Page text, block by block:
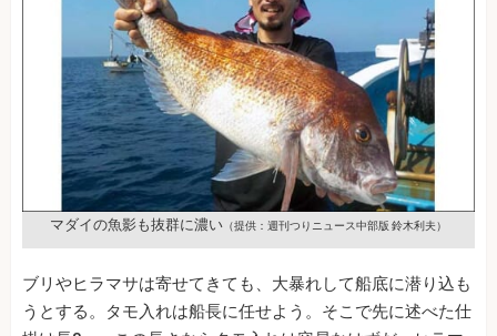
マダイの魚影も抜群に濃い （提供：週刊つりニュース中部版 鈴木利夫）
ブリやヒラマサは寄せてきても、大暴れして船底に潜り込も
うとする。タモ入れは船長に任せよう。そこで先に述べた仕